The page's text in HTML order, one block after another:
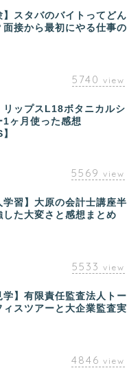
】スタバのバイトってどん
面接から最初にやる仕事の
5740 view
リップスL18ボタニカルシ
1ヶ月使った感想
5569 view
学習】大原の会計士講座半
した大変さと感想まとめ
5533 view
学】有限責任監査法人トー
ィスツアーと大企業監査実
4846 view